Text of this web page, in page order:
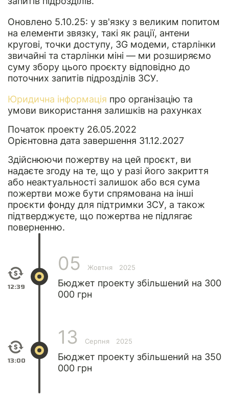
Оновлено 5.10.25: у зв'язку з великим попитом
на елементи звязку, такі як рації, антени
кругові, точки доступу, 3G модеми, старлінки
звичайні та старлінки міні — ми розширяємо
суму збору цього проєкту відповідно до
поточних запитів підрозділів ЗСУ.
Юридична інформація про організацію та
умови використання залишків на рахунках
Початок проекту 26.05.2022
Орієнтовна дата завершення 31.12.2027
Здійснюючи пожертву на цей проєкт, ви
надаєте згоду на те, що у разі його закриття
або неактуальності залишок або вся сума
пожертви може бути спрямована на інші
проєкти фонду для підтримки ЗСУ, а також
підтверджуєте, що пожертва не підлягає
поверненню.
12:39
05 Жовтня 2025
Бюджет проекту збільшений на 300
000 грн
13:00
13 Серпня 2025
Бюджет проекту збільшений на 350
000 грн